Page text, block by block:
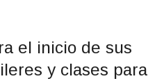
el inicio de sus
y clases para